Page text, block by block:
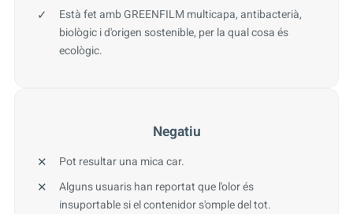
Està fet amb GREENFILM multicapa, antibacterià,
biològic i d'origen sostenible, per la qual cosa és
ecològic.
Negatiu
Pot resultar una mica car.
Alguns usuaris han reportat que l'olor és
insuportable si el contenidor s'omple del tot.